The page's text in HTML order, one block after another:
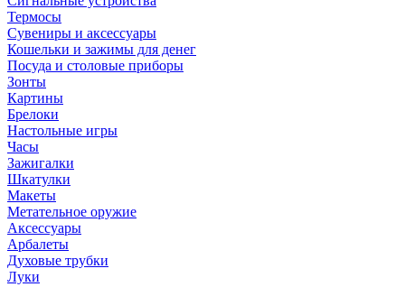
Термосы
Сувениры и аксессуары
Кошельки и зажимы для денег
Посуда и столовые приборы
Зонты
Картины
Брелоки
Настольные игры
Часы
Зажигалки
Шкатулки
Макеты
Метательное оружие
Аксессуары
Арбалеты
Духовые трубки
Луки